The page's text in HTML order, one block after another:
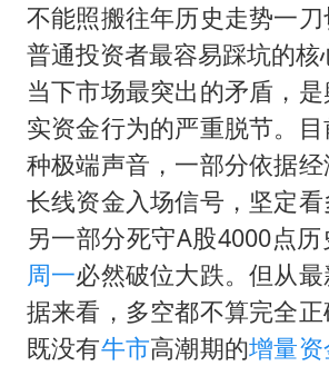
不能照搬往年历史走势一
普通投资者最容易踩坑的核
当下市场最突出的矛盾，
实资金行为的严重脱节。
种极端声音，一部分依据经
长线资金入场信号，坚定看
另一部分死守A股4000点
周一必然破位大跌。但从
据来看，多空都不算完全
既没有牛市高潮期的增量